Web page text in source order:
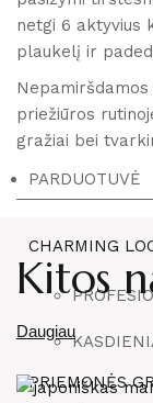
PARDUOTUVĖ
CHARMING
PRIEMONĖS
netgi 6 aktyvius
plaukelį ir
priežiūros
gražiai bei
Kitos
Daugiau